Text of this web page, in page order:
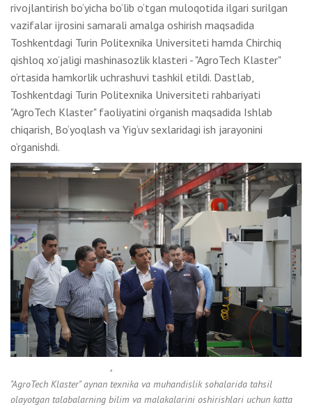
rivojlantirish bo‘yicha bo‘lib o‘tgan muloqotida ilgari surilgan
vazifalar ijrosini samarali amalga oshirish maqsadida
Toshkentdagi Turin Politexnika Universiteti hamda Chirchiq
qishloq xo‘jaligi mashinasozlik klasteri - "AgroTech Klaster"
o‘rtasida hamkorlik uchrashuvi tashkil etildi. Dastlab,
Toshkentdagi Turin Politexnika Universiteti rahbariyati
"AgroTech Klaster" faoliyatini o‘rganish maqsadida Ishlab
chiqarish, Bo‘yoqlash va Yig‘uv sexlaridagi ish jarayonini
o‘rganishdi.
"AgroTech Klaster" aynan texnika va muhandislik sohalarida tahsil
olayotgan talabalarning bilim va malakalarini oshirishlari uchun katta